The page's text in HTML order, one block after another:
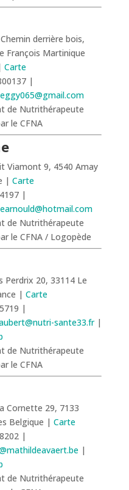
derrière bois,
François Martinique
Carte
|
de Nutrithérapeute
le CFNA
Viamont 9, 4540 Amay
| Carte
|
de Nutrithérapeute
le CFNA / Logopède
Perdrix 20, 33114 Le
| Carte
|
sante33.fr |
de Nutrithérapeute
le CFNA
Cornette 29, 7133
Belgique | Carte
|
|
de Nutrithérapeute